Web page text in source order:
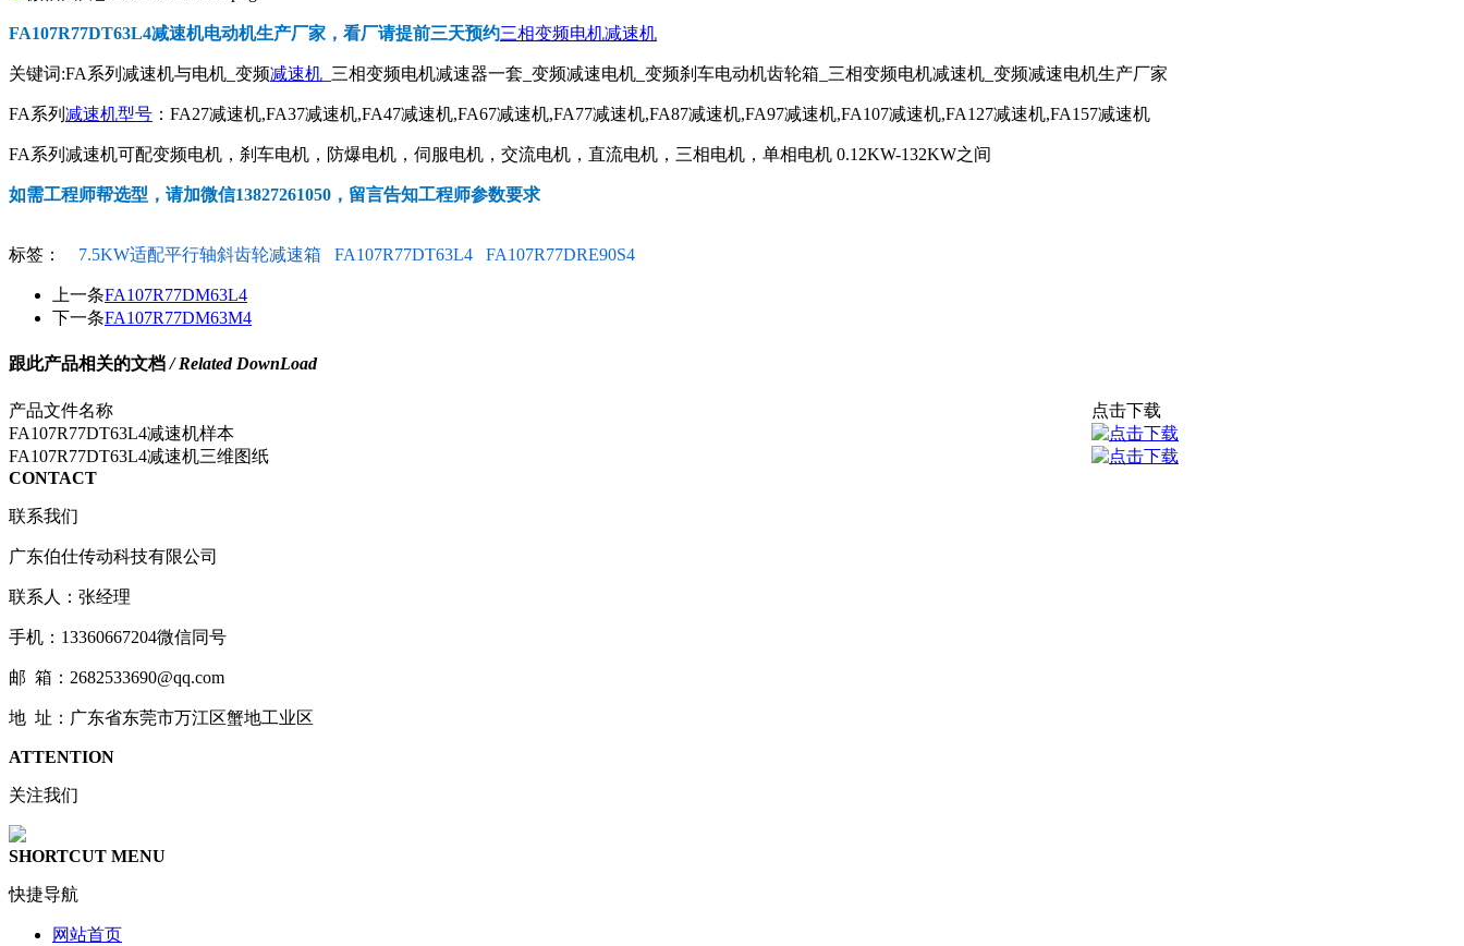
FA107R77DT63L4减速机电动机生产厂家，看厂请提前三天预约三相变频电机减速机
关键词:FA系列减速机与电机_变频减速机 _三相变频电机减速器一套_变频减速电机_变频刹车电动机齿轮箱_三相变频电机减速机_变频减速电机生产厂家
FA系列 减速机型号 ：FA27减速机,FA37减速机,FA47减速机,FA67减速机,FA77减速机,FA87减速机,FA97减速机,FA107减速机,FA127减速机,FA157减速机
FA系列减速机可配变频电机，刹车电机，防爆电机，伺服电机，交流电机，直流电机，三相电机，单相电机 0.12KW-132KW之间
如需工程师帮选型，请加微信13827261050，留言告知工程师参数要求
标签： 7.5KW适配平行轴斜齿轮减速箱 FA107R77DT63L4 FA107R77DRE90S4
上一条FA107R77DM63L4
下一条FA107R77DM63M4
跟此产品相关的文档/ Related DownLoad
产品文件名称
点击下载
FA107R77DT63L4减速机样本
FA107R77DT63L4减速机三维图纸
CONTACT
联系我们
广东伯仕传动科技有限公司
联系人：张经理
手机：13360667204微信同号
邮 箱：2682533690@qq.com
地 址：广东省东莞市万江区蟹地工业区
ATTENTION
关注我们
SHORTCUT MENU
快捷导航
网站首页